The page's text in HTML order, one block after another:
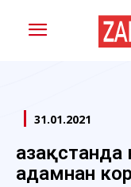
31.01.2021
Қазақстанда
адамнан